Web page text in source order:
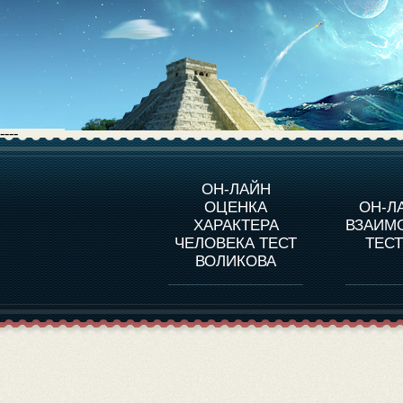
----
ОН-ЛАЙН
ОЦЕНКА
ХАРАКТЕРА
ЧЕЛОВЕКА ТЕСТ
ВОЛИКОВА
ОН-
О ПРОГРАММЕ
ОЦЕНКА ХАРАКТЕРA
ЧЕЛОВЕКА
ОЦЕНКА ХАРАКТЕРА
ВЫДАЮЩИХСЯ
ЛИЧНОСТЕЙ